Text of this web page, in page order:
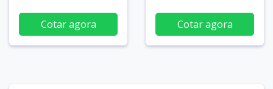
Cotar agora Cotar agora